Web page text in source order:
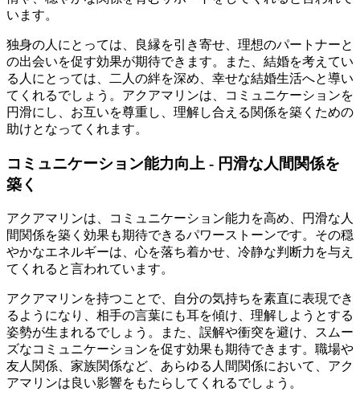
います。
独身の人にとっては、良縁を引き寄せ、理想のパートナーと
の出会いを促す効果が期待できます。また、結婚を考えてい
る人にとっては、二人の絆を深め、幸せな結婚生活へと導い
てくれるでしょう。アクアマリンは、コミュニケーションを
円滑にし、お互いを尊重し、理解し合える関係を築くための
助けとなってくれます。
コミュニケーション能力向上 - 円滑な人間関係を
築く
アクアマリンは、コミュニケーション能力を高め、円滑な人
間関係を築く効果も期待できるパワーストーンです。その穏
やかなエネルギーは、心を落ち着かせ、冷静な判断力を与え
てくれると言われています。
アクアマリンを持つことで、自分の気持ちを素直に表現でき
るようになり、相手の言葉にも耳を傾け、理解しようとする
姿勢が生まれるでしょう。また、誤解や衝突を避け、スムー
ズなコミュニケーションを促す効果も期待できます。職場や
友人関係、家族関係など、あらゆる人間関係において、アク
アマリンは良い影響をもたらしてくれるでしょう。